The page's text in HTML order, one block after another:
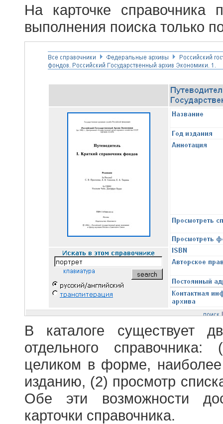
На карточке справочника
выполнения поиска только
В каталоге существует
отдельного
целиком в форме,
изданию, (2) просмотр
Обе эти возможности
карточки справочника.